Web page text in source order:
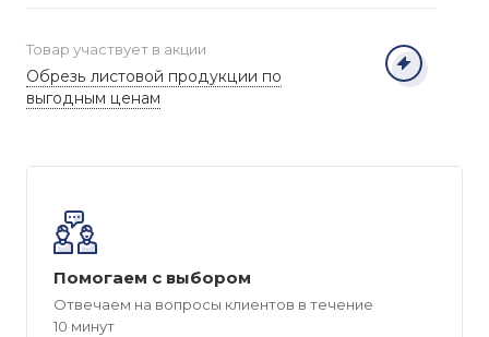
Товар участвует в акции
Обрезь листовой продукции по
выгодным ценам
Помогаем с выбором
Отвечаем на вопросы клиентов в течение
10 минут